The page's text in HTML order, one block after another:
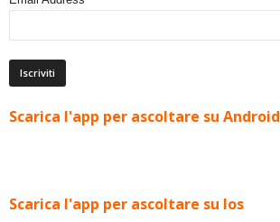
Scarica l'app per ascoltare su Android
Scarica l'app per ascoltare su Ios